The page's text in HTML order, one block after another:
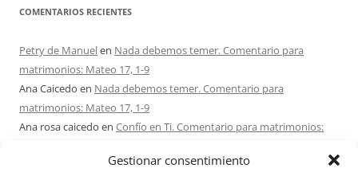
Gestionar consentimiento
COMENTARIOS RECIENTES
Petry de Manuelen Nada debemos temer. Comentario para
matrimonios: Mateo 17, 1-9
Ana Caicedo en Nada debemos temer. Comentario para
matrimonios: Mateo 17, 1-9
Ana rosa caicedo en Confío en Ti. Comentario para matrimonios:
en¿Ser o hacer? Comentario para Matrimonios: